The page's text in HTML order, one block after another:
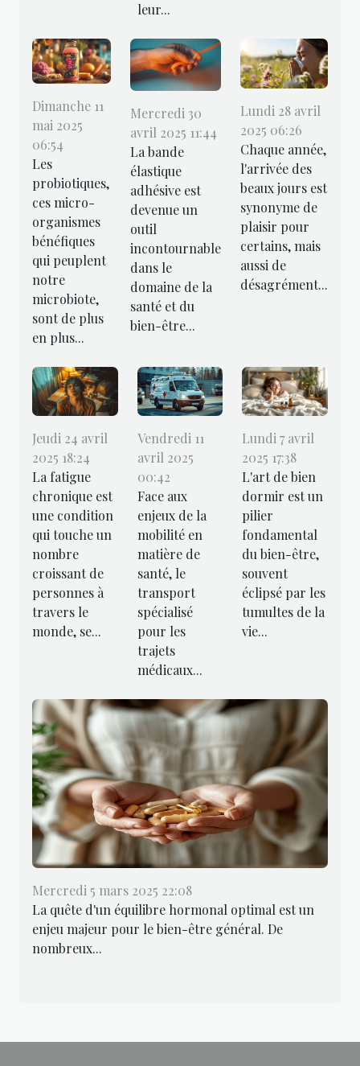
leur...
Dimanche 11
mai 2025
06:54
Les
probiotiques,
ces micro-
organismes
bénéfiques
qui peuplent
notre
microbiote,
sont de plus
en plus...
Mercredi 30
avril 2025 11:44
La bande
élastique
adhésive est
devenue un
outil
incontournable
dans le
domaine de la
santé et du
bien-être...
Lundi 28 avril
2025 06:26
Chaque année,
l'arrivée des
beaux jours est
synonyme de
plaisir pour
certains, mais
aussi de
désagrément...
Jeudi 24 avril
2025 18:24
La fatigue
chronique est
une condition
qui touche un
nombre
croissant de
personnes à
travers le
monde, se...
Vendredi 11
avril 2025
00:42
Face aux
enjeux de la
mobilité en
matière de
santé, le
transport
spécialisé
pour les
trajets
médicaux...
Lundi 7 avril
2025 17:38
L'art de bien
dormir est un
pilier
fondamental
du bien-être,
souvent
éclipsé par les
tumultes de la
vie...
Mercredi 5 mars 2025 22:08
La quête d'un équilibre hormonal optimal est un
enjeu majeur pour le bien-être général. De
nombreux...